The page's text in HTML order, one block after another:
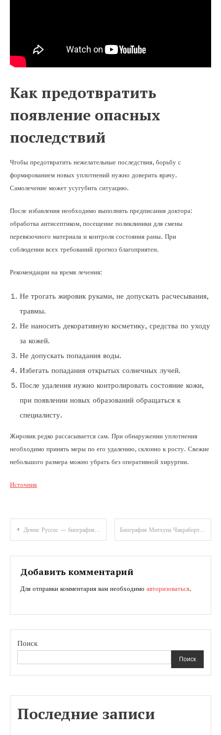
Как предотвратить
появление опасных
последствий
Чтобы предотвратить нежелательные последствия, борьбу с
формированием новых уплотнений нужно доверить врачу.
Самолечение может усугубить ситуацию.
После избавления необходимо выполнять предписания доктора:
обработка антисептиком, посещение поликлиники для смены
перевязочного материала и контроля состояния раны. При
соблюдении всех требований прогноз благоприятен.
Рекомендации на время лечения:
Не трогать жировик руками, не допускать расчесывания,
травмы.
Не наносить декоративную косметику, средства по уходу
за кожей.
Не допускать попадания воды.
Избегать попадания открытых солнечных лучей.
После удаления нужно контролировать состояние кожи,
при появлении новых образований обращаться к
специалисту.
Жировик редко рассасывается сам. При обнаружении уплотнения
необходимо принять меры по его удалению, склонно к росту. Свежие
небольшого размера можно убрать без оперативной хирургии.
Источник
Навигация
по
записям
Демис Руссос — биография, факты и достижения на Википедии — все, что нужно знать о легенде мировой эстрады! Биография Митхуна Чакраборти и его семья — интересные факты о жизни и карьере знаменитого актера
Добавить комментарий
Для отправки комментария вам необходимо авторизоваться.
Поиск
Поиск
Последние записи